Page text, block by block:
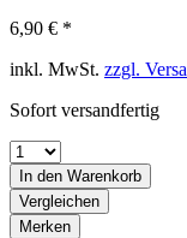
6,90 € *
inkl. MwSt. zzgl.
Sofort versandfertig
In den Warenkorb
Vergleichen
Merken